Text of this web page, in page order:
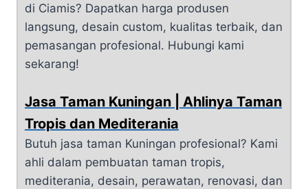
di Ciamis? Dapatkan harga produsen
langsung, desain custom, kualitas terbaik, dan
pemasangan profesional. Hubungi kami
sekarang!
Jasa Taman Kuningan | Ahlinya Taman
Tropis dan Mediterania
Butuh jasa taman Kuningan profesional? Kami
ahli dalam pembuatan taman tropis,
mediterania, desain, perawatan, renovasi, dan